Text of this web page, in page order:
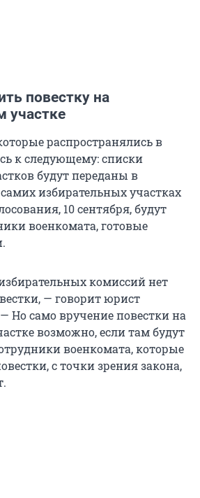
повестку на
участке
распространялись в
к следующему: списки
будут переданы в
избирательных участках
10 сентября, будут
военкомата, готовые
комиссий нет
— говорит юрист
Но само вручение повестки на
возможно, если там будут
военкомата, которые
с точки зрения закона,